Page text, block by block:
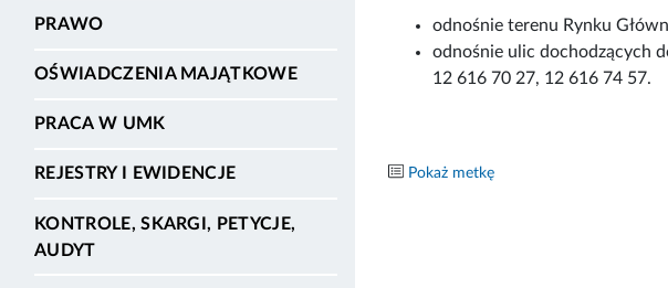
PRAWO
OŚWIADCZENIA MAJĄTKOWE
PRACA W UMK
REJESTRY I EWIDENCJE
KONTROLE, SKARGI, PETYCJE,
AUDYT
odnośnie terenu Rynku
odnośnie ulic dochodzących
12 616 70 27, 12 616 74 57.
Pokaż metkę